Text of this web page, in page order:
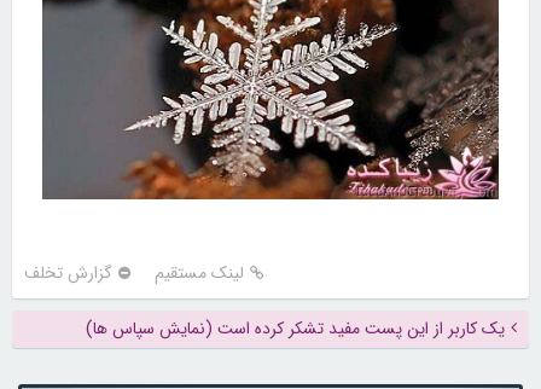
لینک مستقیم گزارش تخلف
یک کاربر از این پست مفید تشکر کرده است (نمایش سپاس ها)